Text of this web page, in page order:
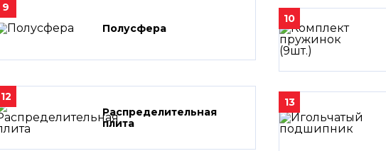
9
Полусфера
10
12
Распределительная
плита
13